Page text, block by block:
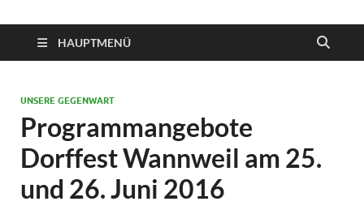
HAUPTMENÜ
UNSERE GEGENWART
Programmangebote
Dorffest Wannweil am 25.
und 26. Juni 2016